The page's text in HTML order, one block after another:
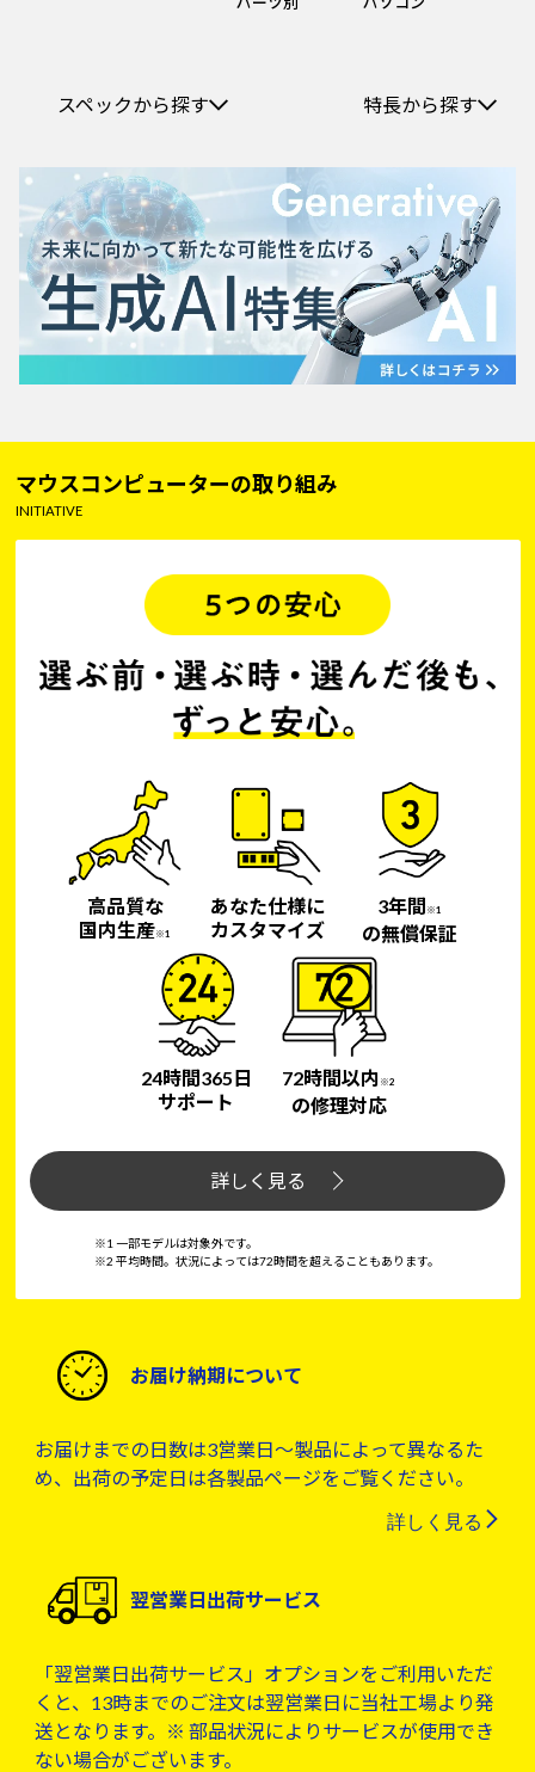
スペックから探す 特長から探す
マウスコンピューターの取り組み
INITIATIVE
高品質な
国内生産※1
あなた仕様に
カスタマイズ
3年間 ※1
の無償保証
24時間365日
サポート
72時間以内 ※2
の修理対応
詳しく見る
※1 一部モデルは対象外です。
※2 平均時間。状況によっては72時間を超えることもあります。
お届け納期について
お届けまでの日数は3営業日～製品によって異なるた
め、出荷の予定日は各製品ページをご覧ください。
詳しく見る
翌営業日出荷サービス
「翌営業日出荷サービス」オプションをご利用いただ
くと、13時までのご注文は翌営業日に当社工場より発
送となります。※ 部品状況によりサービスが使用でき
ない場合がございます。